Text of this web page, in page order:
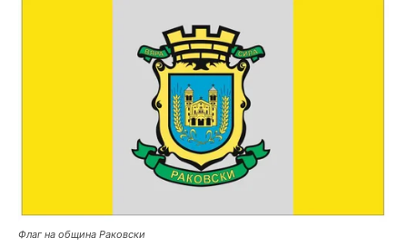
Флаг на община Раковски